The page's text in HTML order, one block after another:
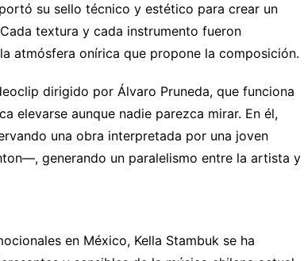
su sello técnico y estético para crear un
textura y cada instrumento fueron
atmósfera onírica que propone la composición.
dirigido por Álvaro Pruneda, que funciona
elevarse aunque nadie parezca mirar. En él,
una obra interpretada por una joven
generando un paralelismo entre la artista y
en México, Kella Stambuk se ha